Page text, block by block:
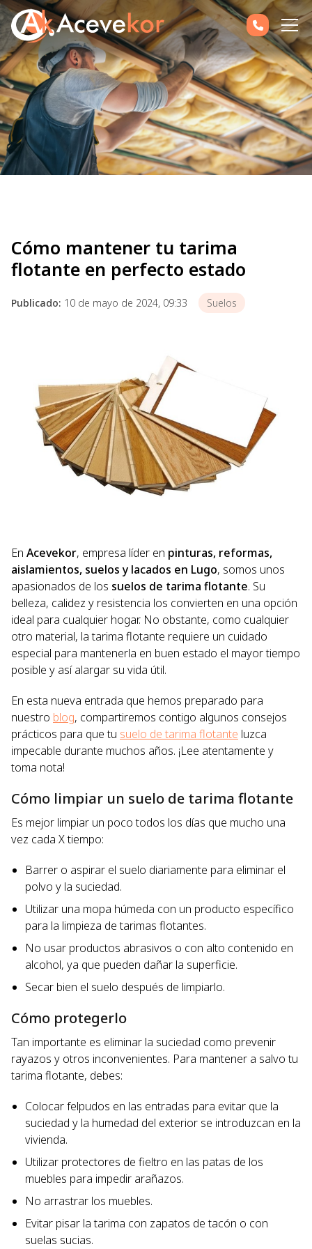
Cómo mantener tu tarima
flotante en perfecto estado
Publicado: 10 de mayo de 2024, 09:33 Suelos
En Acevekor, empresa líder en pinturas, reformas,
aislamientos, suelos y lacados en Lugo, somos unos
apasionados de los suelos de tarima flotante. Su
belleza, calidez y resistencia los convierten en una opción
ideal para cualquier hogar. No obstante, como cualquier
otro material, la tarima flotante requiere un cuidado
especial para mantenerla en buen estado el mayor tiempo
posible y así alargar su vida útil.
En esta nueva entrada que hemos preparado para
nuestro blog, compartiremos contigo algunos consejos
prácticos para que tu suelo de tarima flotante luzca
impecable durante muchos años. ¡Lee atentamente y
toma nota!
Cómo limpiar un suelo de tarima flotante
Es mejor limpiar un poco todos los días que mucho una
vez cada X tiempo:
Barrer o aspirar el suelo diariamente para eliminar el
polvo y la suciedad.
Utilizar una mopa húmeda con un producto específico
para la limpieza de tarimas flotantes.
No usar productos abrasivos o con alto contenido en
alcohol, ya que pueden dañar la superficie.
Secar bien el suelo después de limpiarlo.
Cómo protegerlo
Tan importante es eliminar la suciedad como prevenir
rayazos y otros inconvenientes. Para mantener a salvo tu
tarima flotante, debes:
Colocar felpudos en las entradas para evitar que la
suciedad y la humedad del exterior se introduzcan en la
vivienda.
Utilizar protectores de fieltro en las patas de los
muebles para impedir arañazos.
No arrastrar los muebles.
Evitar pisar la tarima con zapatos de tacón o con
suelas sucias.